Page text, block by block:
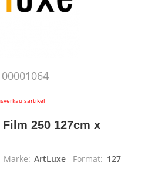
250 127cm x
Marke:ArtLuxe Format: 127